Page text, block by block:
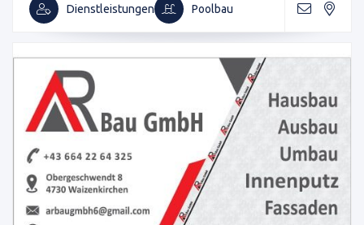
Dienstleistungen Poolbau